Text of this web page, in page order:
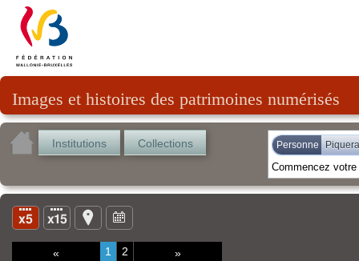
Images et histoires des patrimoines numérisés
Institutions Collections Personne
« 1 2 »